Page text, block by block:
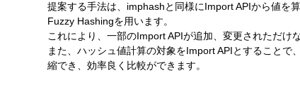
提案する手法は、imphashと同様にImport APIから値を
Fuzzy Hashingを用います。
これにより、一部のImport APIが追加、変更されただけ
また、ハッシュ値計算の対象をImport APIとすること
縮でき、効率良く比較ができます。